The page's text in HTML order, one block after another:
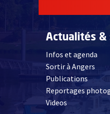
Actualités &
Infos et agenda
Sortir à Angers
Publications
Reportages
Videos, Ouvre une